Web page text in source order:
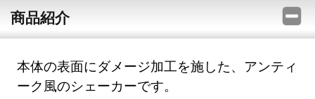
商品紹介
本体の表面にダメージ加工を施した、アンティ
ーク風のシェーカーです。